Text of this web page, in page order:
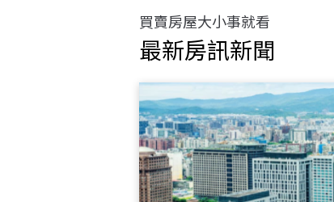
買賣房屋大小事就看
最新房訊新聞